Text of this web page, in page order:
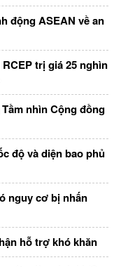
động ASEAN về an
trị giá 25 nghìn
nhìn Cộng đồng
độ và diện bao phủ
nguy cơ bị nhấn
hỗ trợ khó khăn